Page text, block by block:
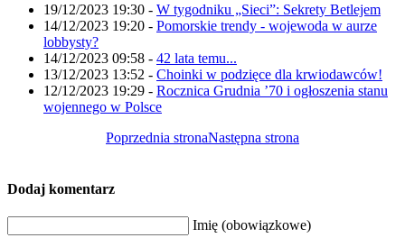
19/12/2023 19:30 - W tygodniku „Sieci”: Sekrety Betlejem
14/12/2023 19:20 - Pomorskie trendy - wojewoda w aurze
lobbysty?
14/12/2023 09:58 - 42 lata temu...
13/12/2023 13:52 - Choinki w podzięce dla krwiodawców!
12/12/2023 19:29 - Rocznica Grudnia ’70 i ogłoszenia stanu
wojennego w Polsce
Poprzednia stronaNastępna strona
Dodaj komentarz
Imię (obowiązkowe)